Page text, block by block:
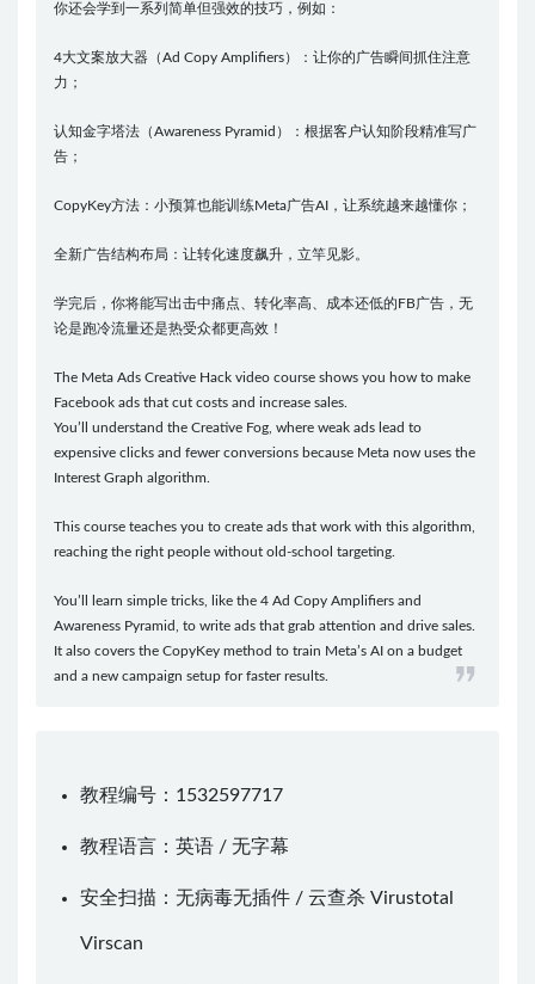
你还会学到一系列简单但强效的技巧，例如：
4大文案放大器（Ad Copy Amplifiers）：让你的广告瞬间抓住注意
力；
认知金字塔法（Awareness Pyramid）：根据客户认知阶段精准写广
告；
CopyKey方法：小预算也能训练Meta广告AI，让系统越来越懂你；
全新广告结构布局：让转化速度飙升，立竿见影。
学完后，你将能写出击中痛点、转化率高、成本还低的FB广告，无
论是跑冷流量还是热受众都更高效！
The Meta Ads Creative Hack video course shows you how to make
Facebook ads that cut costs and increase sales.
You’ll understand the Creative Fog, where weak ads lead to
expensive clicks and fewer conversions because Meta now uses the
Interest Graph algorithm.
This course teaches you to create ads that work with this algorithm,
reaching the right people without old-school targeting.
You’ll learn simple tricks, like the 4 Ad Copy Amplifiers and
Awareness Pyramid, to write ads that grab attention and drive sales.
It also covers the CopyKey method to train Meta’s AI on a budget
and a new campaign setup for faster results.
教程编号：1532597717
教程语言：英语 / 无字幕
安全扫描：无病毒无插件 / 云查杀 Virustotal
Virscan